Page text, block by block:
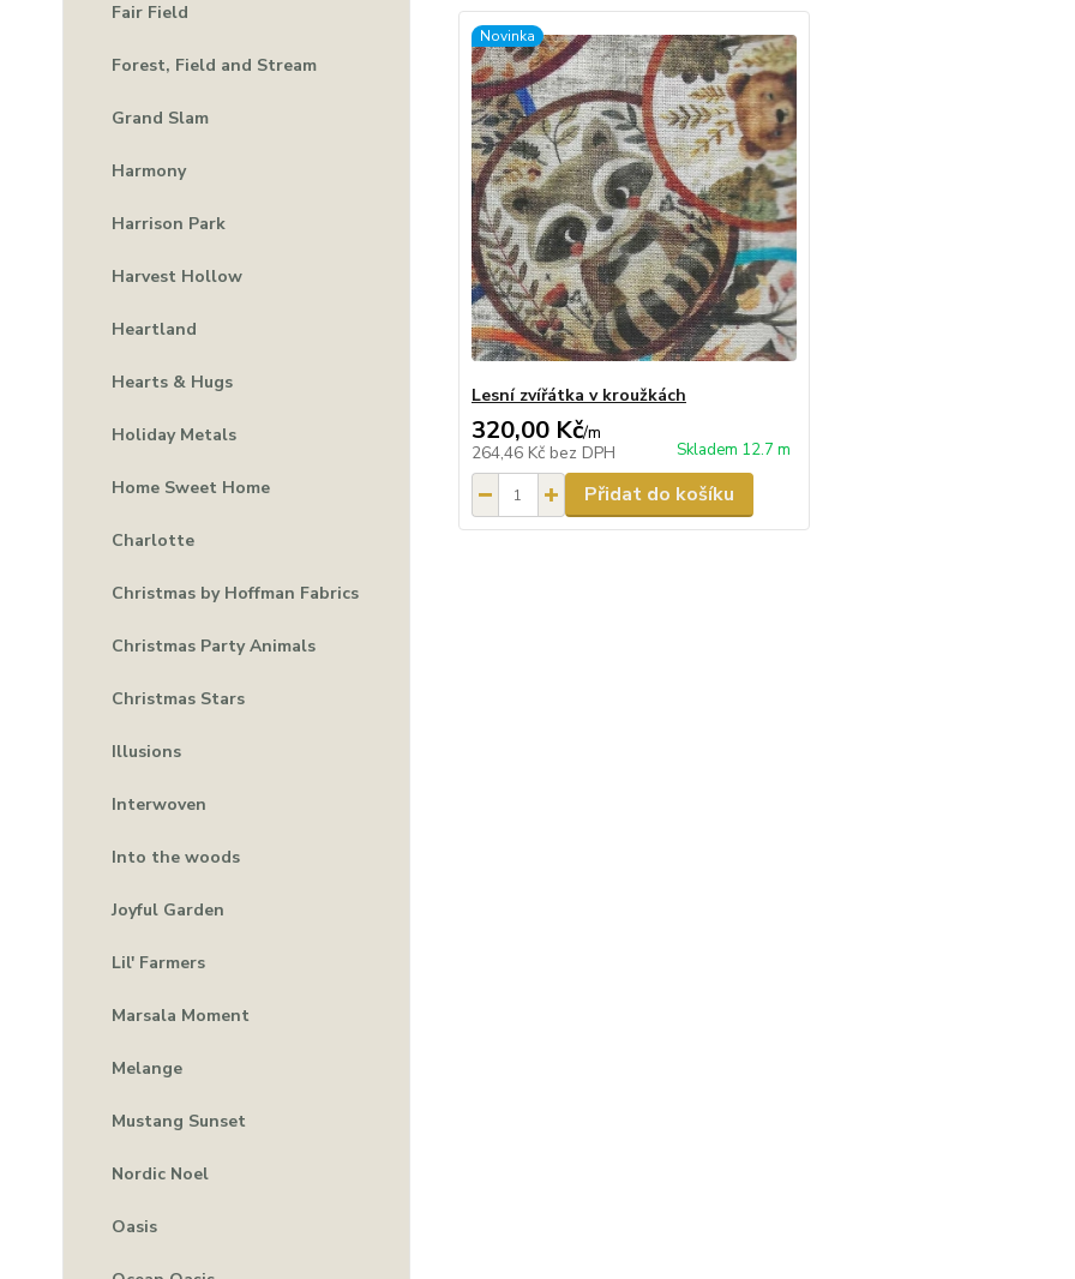
Fair Field
Forest, Field and Stream
Grand Slam
Harmony
Harrison Park
Harvest Hollow
Heartland
Hearts & Hugs
Holiday Metals
Home Sweet Home
Charlotte
Christmas by Hoffman Fabrics
Christmas Party Animals
Christmas Stars
Illusions
Interwoven
Into the woods
Joyful Garden
Lil' Farmers
Marsala Moment
Melange
Mustang Sunset
Nordic Noel
Oasis
Novinka
Lesní zvířátka v kroužkách
320,00 Kč/m
264,46 Kč bez DPH Skladem 12.7 m
Přidat do košíku